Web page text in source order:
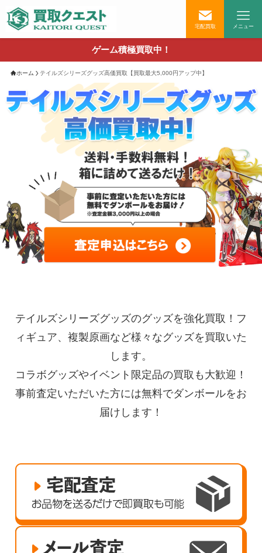
宅配買取 メニュー
ゲーム積極買取中！
ホーム テイルズシリーズグッズ高価買取【買取最大5,000円アップ中】
テイルズシリーズグッズのグッズを強化買取！フ
ィギュア、複製原画など様々なグッズを買取いた
します。
コラボグッズやイベント限定品の買取も大歓迎！
事前査定いただいた方には無料でダンボールをお
届けします！